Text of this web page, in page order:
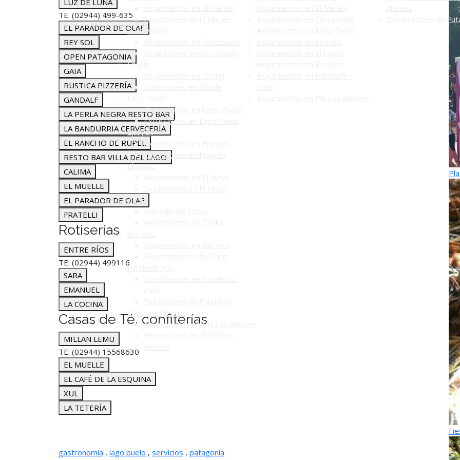
Excursiones en El Maitén
Corcovado
Cholila
Alojamientos en Lago Puelo
Excursiones en Lago Puelo
Epuyén
Alojamientos en Epuyén
Excursiones en Epuyén
El Hoyo
Tecka
Futaleufú (Ch)
P. N. Los Alerces
Alojamientos en PN Los Alerces
Dónde comer en
LUZ DE LUNA
TE: (02944) 499-635
EL PARADOR DE OLAF
REY SOL
OPEN PATAGONIA
GAIA
RUSTICA PIZZERÍA
GANDALF
LA PERLA NEGRA RESTO BAR
LA BANDURRIA CERVECERÍA
EL RANCHO DE RUPEL
RESTO BAR VILLA DEL LAGO
CALIMA
EL MUELLE
EL PARADOR DE OLAF
FRATELLI
Rotiserías
ENTRE RÍOS
TE: (02944) 499116
SARA
EMANUEL
LA COCINA
Casas de Té, confiterías
MILLAN LEMU
TE: (02944) 15568630
EL MUELLE
EL CAFÉ DE LA ESQUINA
XUL
LA TETERÍA
gastronomía , lago puelo , servicios , patagonia